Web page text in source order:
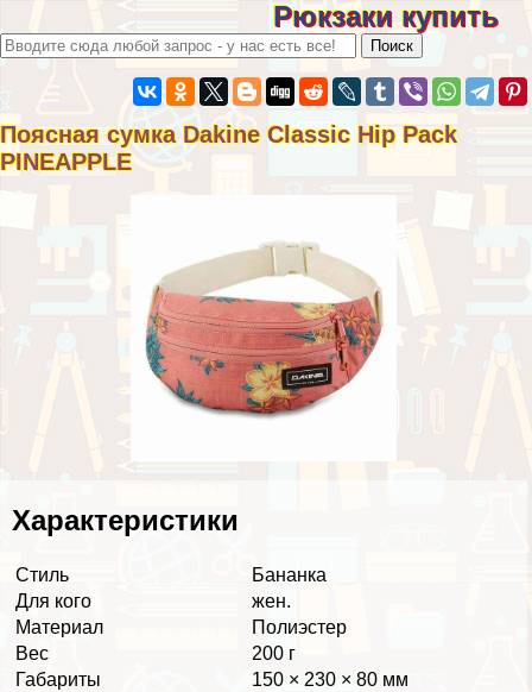
Рюкзаки купить
Поясная сумка Dakine Classic Hip Pack
PINEAPPLE
Хаpaктеристики
Стиль
Бананка
Для кого
жен.
Материал
Полиэстер
Вес
200 г
Габариты
150 × 230 × 80 мм